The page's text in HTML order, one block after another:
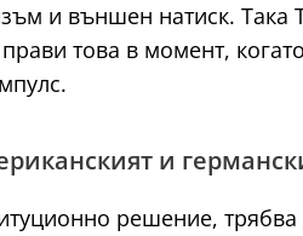
и външен натиск. Така
това в момент,
и
решение,